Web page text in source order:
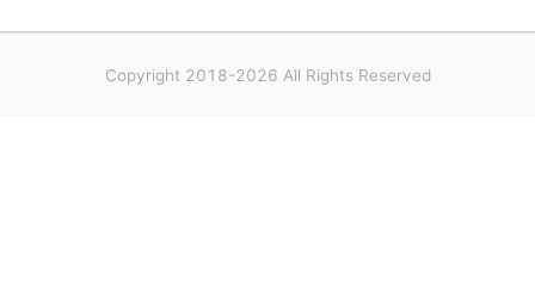
Copyright 2018-2026 All Rights Reserved